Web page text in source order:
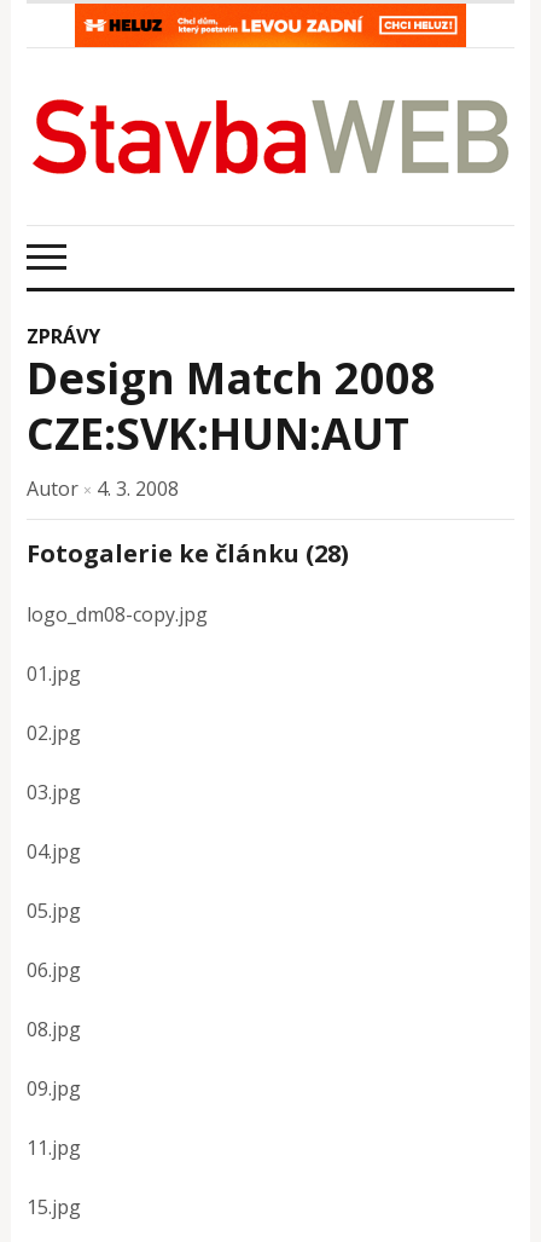
ZPRÁVY
Design Match 2008
CZE:SVK:HUN:AUT
Autor × 4. 3. 2008
Fotogalerie ke článku (28)
logo_dm08-copy.jpg
01.jpg
02.jpg
03.jpg
04.jpg
05.jpg
06.jpg
08.jpg
09.jpg
11.jpg
15.jpg